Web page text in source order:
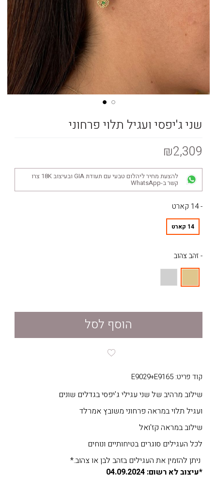
שני ג'יפסי ועגיל תלוי פרחוני
₪2,309
להצעת מחיר ליהלום טבעי עם תעודת GIA ובעיצוב 18K צרו
קשר ב-WhatsApp
- 14 קארט
14 קארט
- זהב צהוב
הוסף לסל
קוד פריט: E9029+E9165
שילוב מרהיב של שני עגילי ג'יפסי בגדלים שונים
ועגיל תלוי במראה פרחוני משובץ אמרלד
שילוב במראה קז'ואל
לכל העגילים סוגרים בטיחותיים ונוחים
ניתן להזמין את העגילים בזהב לבן או צהוב.*
*עיצוב לא רשום: 04.09.2024